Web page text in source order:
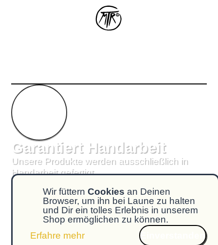
Wir fütternCookies an Deinen
Browser, um ihn bei Laune zu halten
und Dir ein tolles Erlebnis in unserem
Shop ermöglichen zu können.
Erfahre mehr
Einverstanden
Garantiert Handarbeit
Unsere Produkte werden ausschließlich in
Handarbeit gefertigt.
Unterstütze Zahlunsgarten
Wo man uns findet